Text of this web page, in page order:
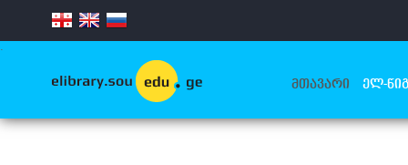
.
ᲛᲗᲐᲕᲐᲠᲘ ᲔᲚ-